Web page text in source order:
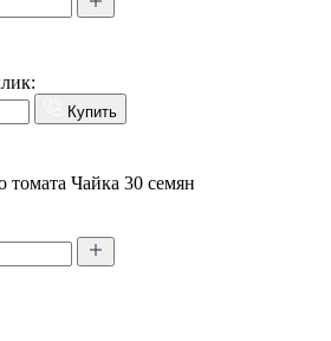
Купить
томата Чайка 30 семян